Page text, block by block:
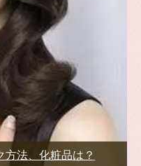
法、化粧品は？